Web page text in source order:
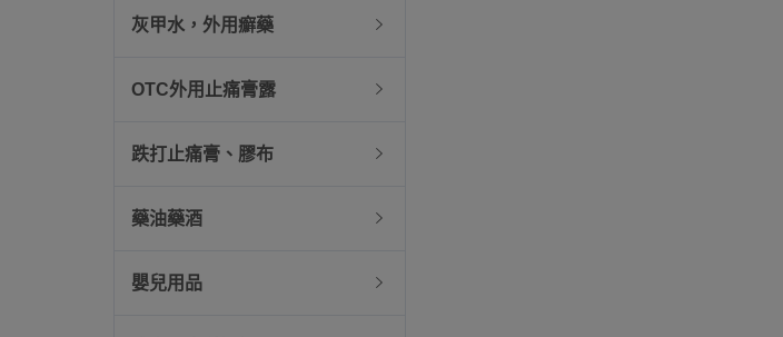
灰甲水，外用癬藥
OTC外用止痛膏露
跌打止痛膏、膠布
藥油藥酒
嬰兒用品